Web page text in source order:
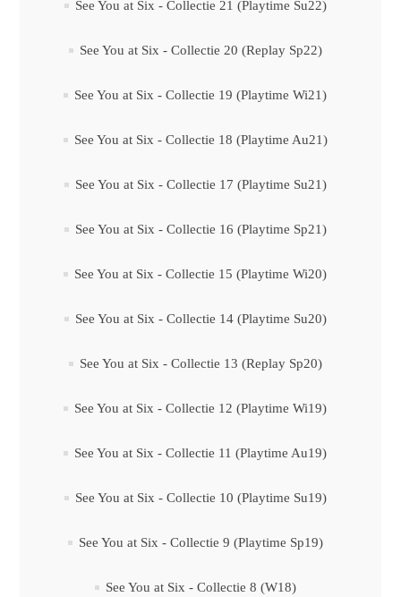
See You at Six - Collectie 21 (Playtime Su22)
See You at Six - Collectie 20 (Replay Sp22)
See You at Six - Collectie 19 (Playtime Wi21)
See You at Six - Collectie 18 (Playtime Au21)
See You at Six - Collectie 17 (Playtime Su21)
See You at Six - Collectie 16 (Playtime Sp21)
See You at Six - Collectie 15 (Playtime Wi20)
See You at Six - Collectie 14 (Playtime Su20)
See You at Six - Collectie 13 (Replay Sp20)
See You at Six - Collectie 12 (Playtime Wi19)
See You at Six - Collectie 11 (Playtime Au19)
See You at Six - Collectie 10 (Playtime Su19)
See You at Six - Collectie 9 (Playtime Sp19)
See You at Six - Collectie 8 (W18)